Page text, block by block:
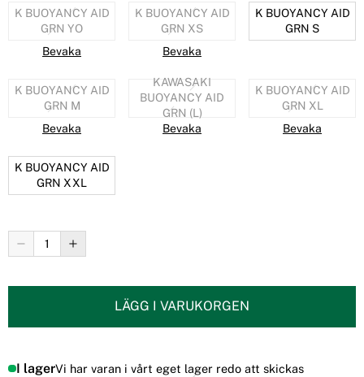
K BUOYANCY AID
GRN YO
Bevaka
K BUOYANCY AID
GRN XS
Bevaka
K BUOYANCY AID
GRN S
K BUOYANCY AID
GRN M
Bevaka
KAWASAKI
BUOYANCY AID
GRN (L)
Bevaka
K BUOYANCY AID
GRN XL
Bevaka
K BUOYANCY AID
GRN XXL
LÄGG I VARUKORGEN
I lagerVi har varan i vårt eget lager redo att skickas